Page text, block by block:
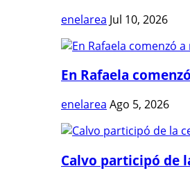
enelarea Jul 10, 2026
En Rafaela
enelarea Ago 5, 2026
Calvo participó de